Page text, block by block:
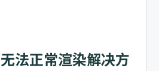
法正常渲染解决方